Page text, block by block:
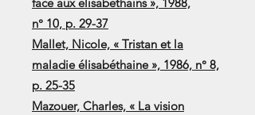
n° 10, p. 29-37
Mallet, Nicole, « Tristan et la
maladie élisabéthaine », 1986, n° 8,
p. 25-35
Mazouer, Charles, « La vision